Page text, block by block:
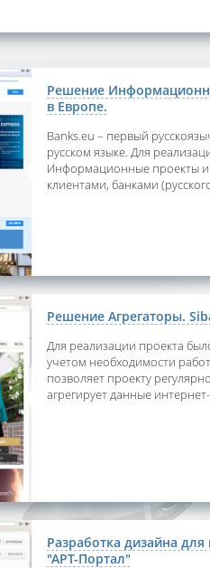
Решение
в Европе.
Banks.eu – первый
русском языке. Для
Информационные проекты и
клиентами, банками
Решение Агрегаторы.
Для реализации проекта
учетом необходимости
позволяет проекту
агрегирует данные
Разработка дизайна
"АРТ-Портал"